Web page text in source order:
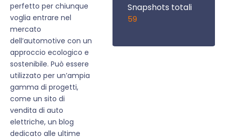
perfetto per chiunque
voglia entrare nel
mercato
dell’automotive con un
approccio ecologico e
sostenibile. Può essere
utilizzato per un’ampia
gamma di progetti,
come un sito di
vendita di auto
elettriche, un blog
dedicato alle ultime
Snapshots totali
59